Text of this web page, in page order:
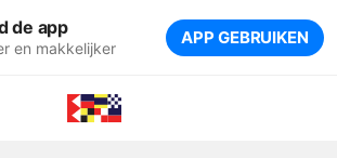
de app
en makkelijker APP GEBRUIKEN